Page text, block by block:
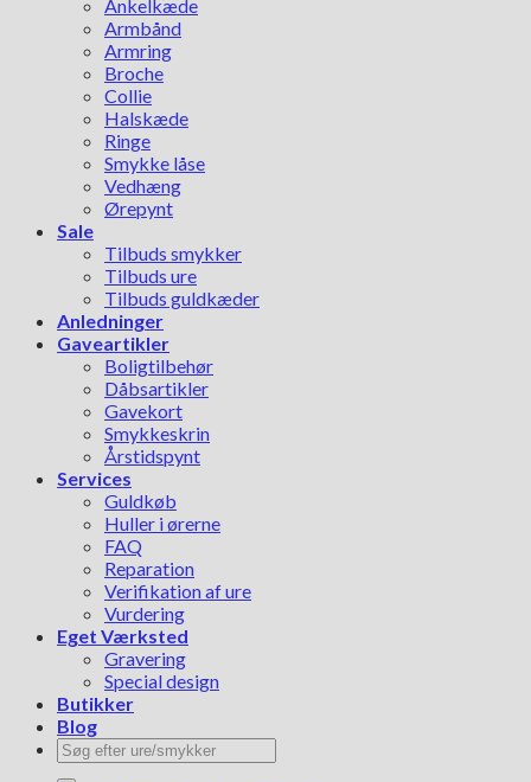
Ankelkæde
Armbånd
Armring
Broche
Collie
Halskæde
Ringe
Smykke låse
Vedhæng
Ørepynt
Sale
Tilbuds smykker
Tilbuds ure
Tilbuds guldkæder
Anledninger
Gaveartikler
Boligtilbehør
Dåbsartikler
Gavekort
Smykkeskrin
Årstidspynt
Services
Guldkøb
Huller i ørerne
FAQ
Reparation
Verifikation af ure
Vurdering
Eget Værksted
Gravering
Special design
Butikker
Blog
Søg
efter: